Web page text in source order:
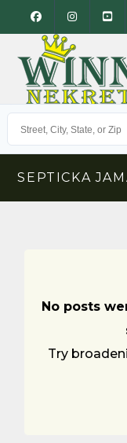
SEPTICKA
No posts
Try